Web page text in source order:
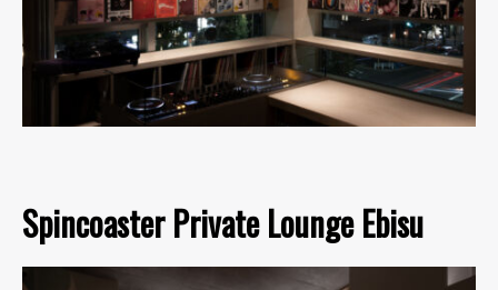
Spincoaster Private Lounge Ebisu